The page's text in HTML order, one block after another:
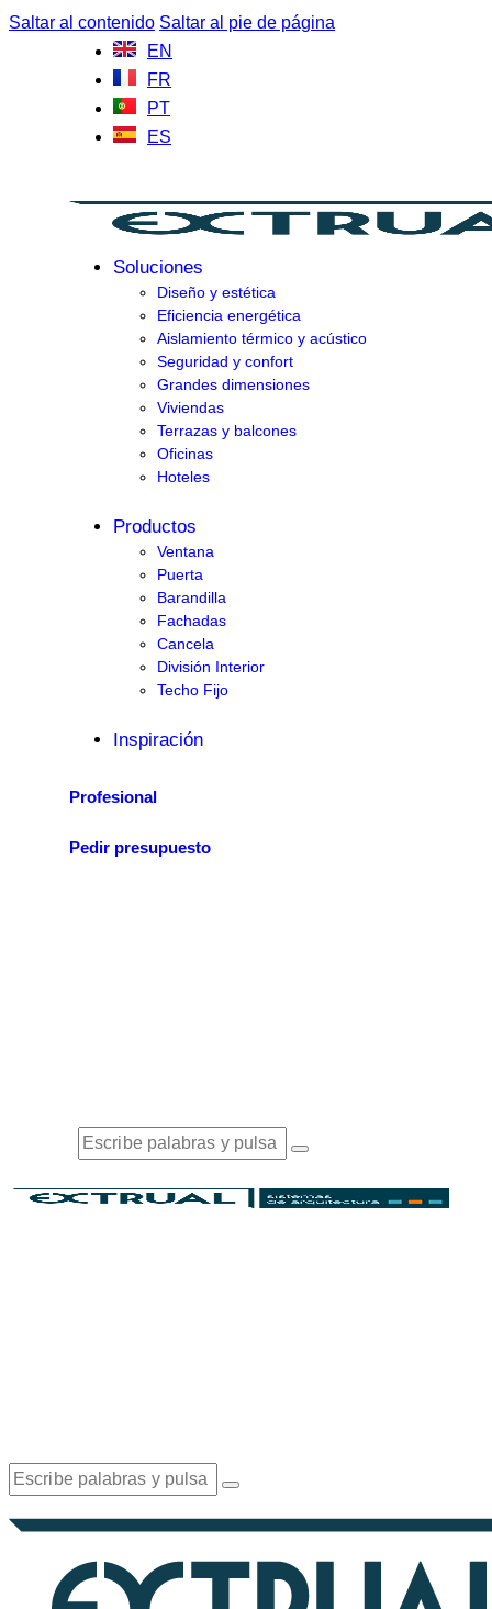
Saltar al contenido Saltar al pie de página
EN
FR
PT
ES
Soluciones
Diseño y estética
Eficiencia energética
Aislamiento térmico y acústico
Seguridad y confort
Grandes dimensiones
Viviendas
Terrazas y balcones
Oficinas
Hoteles
Productos
Ventana
Puerta
Barandilla
Fachadas
Cancela
División Interior
Techo Fijo
Inspiración
Profesional
Pedir presupuesto